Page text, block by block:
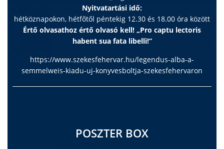
Nyitvatartási idő:
hétköznapokon, hétfőtől péntekig 12.30 és 18.00 óra között
Értő olvasathoz értő olvasó kell! „Pro captu lectoris
habent sua fata libelli!”
https://www.szekesfehervar.hu/legendus-alba-a-
semmelweis-kiadu-uj-konyvesboltja-szekesfehervaron
POSZTER BOX